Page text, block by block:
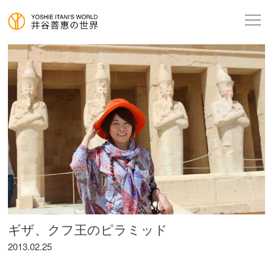
ギザ、クフ王のピラミッド
2013.02.25